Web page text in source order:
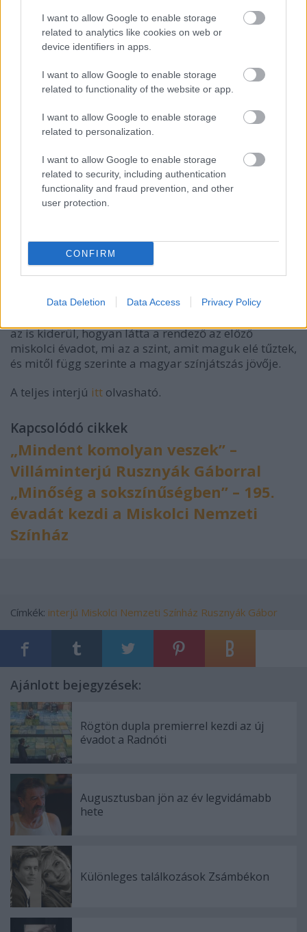
I want to allow Google to enable storage
related to analytics like cookies on web or
device identifiers in apps.
I want to allow Google to enable storage
related to functionality of the website or app.
I want to allow Google to enable storage
related to personalization.
I want to allow Google to enable storage
related to security, including authentication
functionality and fraud prevention, and other
user protection.
CONFIRM
Data Deletion Data Access Privacy Policy
Arról is szó esik, hogy mennyire másképpen
gondolkodik a színház és a politikus. „Számukra
ismeretlen az, hogy egy problémáról többféleképpen,
összetettebben is lehet gondolkodni. Ismeretlen, mert
nekik valamelyik pártcsalád részeként egy irányon belül
kell gondolkodniuk. Így aztán kimarad az életükből az,
hogy egy dologról lehet kétféleképpen is gondolkodni,
hogy lehet két irányból is abba a közös irányba tolni
azt a bizonyos szekeret! Valaki vagy lojális vagy támad
– ebben a kétpólusú, primitív rendszerben gondolkodik
egy politikus, és ez borzasztóan fájdalmas
” – mondja.
A másik, amit egy politikusnak nehéz, nehezebb
élni. Úgy gondolom, hogy egy egészségesebb
társadalomban ez bele kellene, hogy férjen, hogy
tudjunk egymáson, önmagunkon nevetni!”– fűzi hozzá
az is kiderül, hogyan látta a rendező az előző
miskolci évadot, mi az a szint, amit maguk elé tűztek,
és mitől függ szerinte a magyar színjátszás jövője.
A teljes interjú itt olvasható.
Kapcsolódó cikkek
„Mindent komolyan veszek” –
Villáminterjú Rusznyák Gáborral
„Minőség a sokszínűségben” – 195.
évadát kezdi a Miskolci Nemzeti
Színház
Címkék: interjú Miskolci Nemzeti Színház Rusznyák Gábor
Ajánlott bejegyzések:
Rögtön dupla premierrel kezdi az új
évadot a Radnóti
Augusztusban jön az év legvidámabb
hete
Különleges találkozások Zsámbékon